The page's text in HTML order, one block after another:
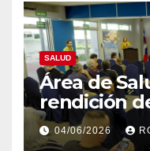
SALUD
Área de
rendición
comunidad
04/06/2026